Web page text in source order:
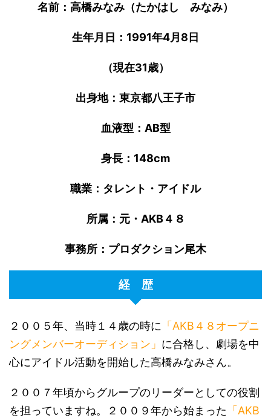
名前：高橋みなみ（たかはし みなみ）
生年月日：1991年4月8日
（現在31歳）
出身地：東京都八王子市
血液型：AB型
身長：148cm
職業：タレント・アイドル
所属：元・AKB４８
事務所：プロダクション尾木
経 歴
２００５年、当時１４歳の時に 「AKB４８オープニ
ングメンバーオーディション」 に合格し、劇場を中
心にアイドル活動を開始した高橋みなみさん。
２００７年頃からグループのリーダーとしての役割
を担っていますね。２００９年から始まった 「AKB